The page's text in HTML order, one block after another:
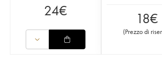
24€ 18€
(Prezzo di